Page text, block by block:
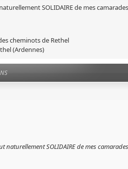
SOLIDAIRE de mes
cheminots de Rethel
(Ardennes)
SOLIDAIRE de mes